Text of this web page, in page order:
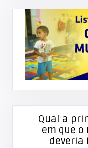
Qual a
em que
deveria